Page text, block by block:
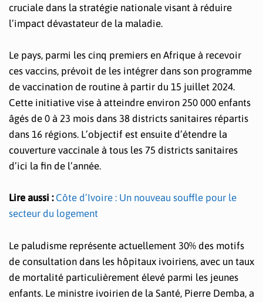
cruciale dans la stratégie nationale visant à réduire
l’impact dévastateur de la maladie.
Le pays, parmi les cinq premiers en Afrique à recevoir
ces vaccins, prévoit de les intégrer dans son programme
de vaccination de routine à partir du 15 juillet 2024.
Cette initiative vise à atteindre environ 250 000 enfants
âgés de 0 à 23 mois dans 38 districts sanitaires répartis
dans 16 régions. L’objectif est ensuite d’étendre la
couverture vaccinale à tous les 75 districts sanitaires
d’ici la fin de l’année.
Lire aussi : Côte d’Ivoire : Un nouveau souffle pour le
secteur du logement
Le paludisme représente actuellement 30% des motifs
de consultation dans les hôpitaux ivoiriens, avec un taux
de mortalité particulièrement élevé parmi les jeunes
enfants. Le ministre ivoirien de la Santé, Pierre Demba, a